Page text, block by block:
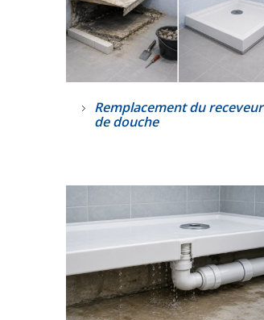
Remplacement du receveur
de douche